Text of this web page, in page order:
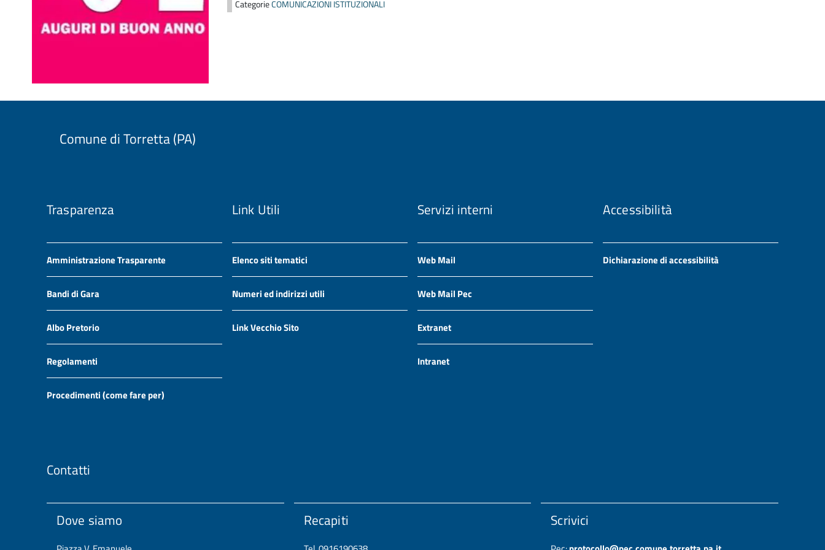
CategorieCOMUNICAZIONI ISTITUZIONALI
Comune di Torretta (PA)
Trasparenza
Amministrazione Trasparente
Bandi di Gara
Albo Pretorio
Regolamenti
Procedimenti (come fare per)
Link Utili
Elenco siti tematici
Numeri ed indirizzi utili
Link Vecchio Sito
Servizi interni
Web Mail
Web Mail Pec
Extranet
Intranet
Accessibilità
Dichiarazione di accessibilità
Contatti
Dove siamo Recapiti Scrivici